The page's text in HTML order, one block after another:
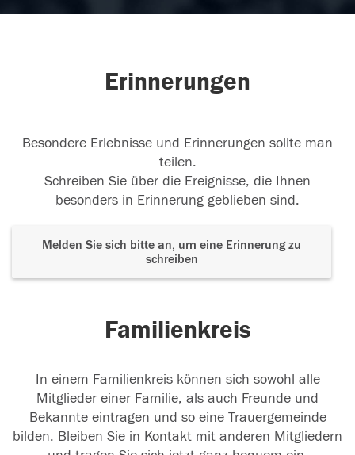
Erinnerungen
Besondere Erlebnisse und Erinnerungen sollte man
teilen.
Schreiben Sie über die Ereignisse, die Ihnen
besonders in Erinnerung geblieben sind.
Melden Sie sich bitte an, um eine Erinnerung zu
schreiben
Familienkreis
In einem Familienkreis können sich sowohl alle
Mitglieder einer Familie, als auch Freunde und
Bekannte eintragen und so eine Trauergemeinde
bilden. Bleiben Sie in Kontakt mit anderen Mitgliedern